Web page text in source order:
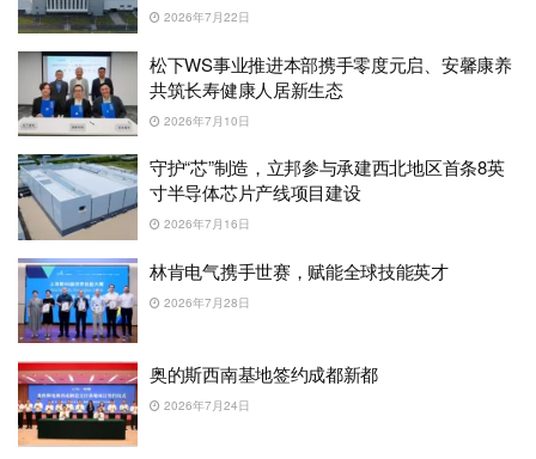
2026年7月22日
松下WS事业推进本部携手零度元启、安馨康养
共筑长寿健康人居新生态
2026年7月10日
守护“芯”制造，立邦参与承建西北地区首条8英
寸半导体芯片产线项目建设
2026年7月16日
林肯电气携手世赛，赋能全球技能英才
2026年7月28日
奥的斯西南基地签约成都新都
2026年7月24日